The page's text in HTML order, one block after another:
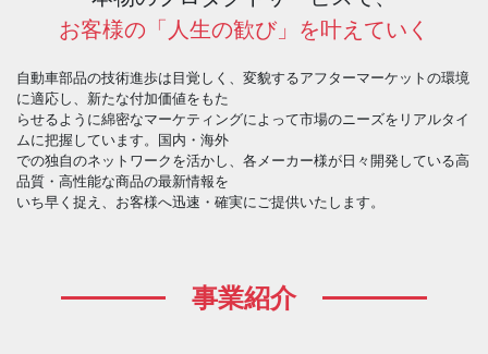
お客様の「人生の歓び」を叶えていく
自動車部品の技術進歩は目覚しく、変貌するアフターマーケットの環境
に適応し、新たな付加価値をもた
らせるように綿密なマーケティングによって市場のニーズをリアルタイ
ムに把握しています。国内・海外
での独自のネットワークを活かし、各メーカー様が日々開発している高
品質・高性能な商品の最新情報を
いち早く捉え、お客様へ迅速・確実にご提供いたします。
事業紹介